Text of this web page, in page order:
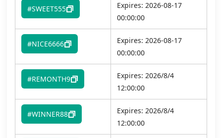
#SWEET555
Expires: 2026-08-17
00:00:00
#NICE6666
Expires: 2026-08-17
00:00:00
#REMONTH9
Expires: 2026/8/4
12:00:00
#WINNER88
Expires: 2026/8/4
12:00:00